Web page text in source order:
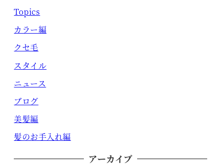
Topics
カラー編
クセ毛
スタイル
ニュース
ブログ
美髪編
髪のお手入れ編
アーカイブ